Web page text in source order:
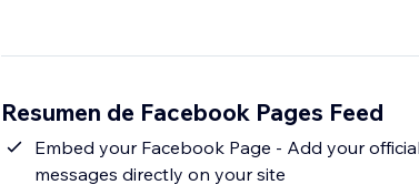
Resumen de Facebook Pages Feed
Embed your Facebook Page - Add your
messages directly on your site